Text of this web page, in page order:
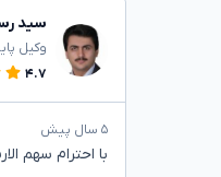
سید
وکیل
۴.۷
۵ سال پیش
با احترام سهم